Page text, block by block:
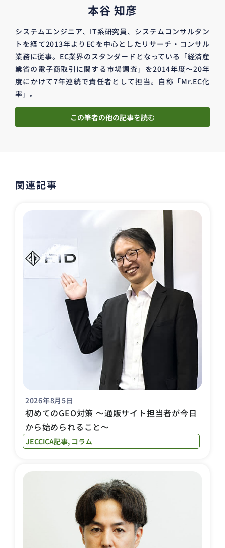
本谷 知彦
システムエンジニア、IT系研究員、システムコンサルタン
トを経て2013年よりECを中心としたリサーチ・コンサル
業務に従事。EC業界のスタンダードとなっている「経済産
業省の電子商取引に関する市場調査」を2014年度～20年
度にかけて7年連続で責任者として担当。自称「Mr.EC化
率」。
この筆者の他の記事を読む
関連記事
2026年8月5日
初めてのGEO対策 〜通販サイト担当者が今日
から始められること〜
JECCICA記事, コラム